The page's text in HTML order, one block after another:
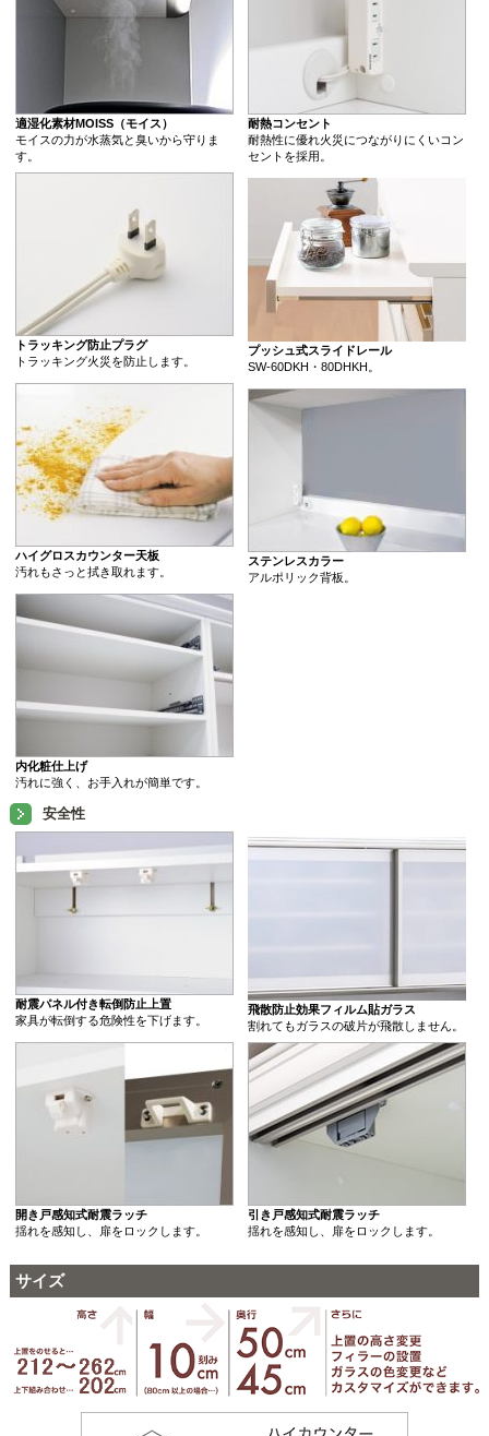
適湿化素材MOISS（モイス）
モイスの力が水蒸気と臭いから守りま
す。
耐熱コンセント
耐熱性に優れ火災につながりにくいコン
セントを採用。
トラッキング防止プラグ
トラッキング火災を防止します。
プッシュ式スライドレール
SW-60DKH・80DHKH。
ハイグロスカウンター天板
汚れもさっと拭き取れます。
ステンレスカラー
アルポリック背板。
内化粧仕上げ
汚れに強く、お手入れが簡単です。
安全性
耐震パネル付き転倒防止上置
家具が転倒する危険性を下げます。
飛散防止効果フィルム貼ガラス
割れてもガラスの破片が飛散しません。
開き戸感知式耐震ラッチ
揺れを感知し、扉をロックします。
引き戸感知式耐震ラッチ
揺れを感知し、扉をロックします。
サイズ